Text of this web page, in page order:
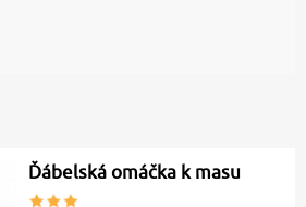
Ďábelská omáčka k masu